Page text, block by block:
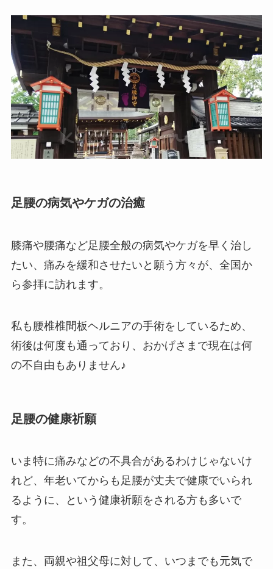
足腰の病気やケガの治癒
膝痛や腰痛など足腰全般の病気やケガを早く治し
たい、痛みを緩和させたいと願う方々が、全国か
ら参拝に訪れます。
私も腰椎椎間板ヘルニアの手術をしているため、
術後は何度も通っており、おかげさまで現在は何
の不自由もありません♪
足腰の健康祈願
いま特に痛みなどの不具合があるわけじゃないけ
れど、年老いてからも足腰が丈夫で健康でいられ
るように、という健康祈願をされる方も多いで
す。
また、両親や祖父母に対して、いつまでも元気で